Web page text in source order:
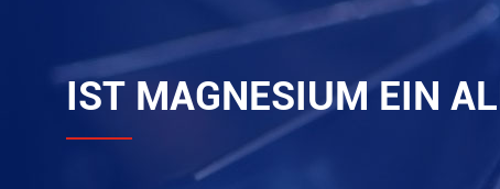
IST MAGNESIUM EIN